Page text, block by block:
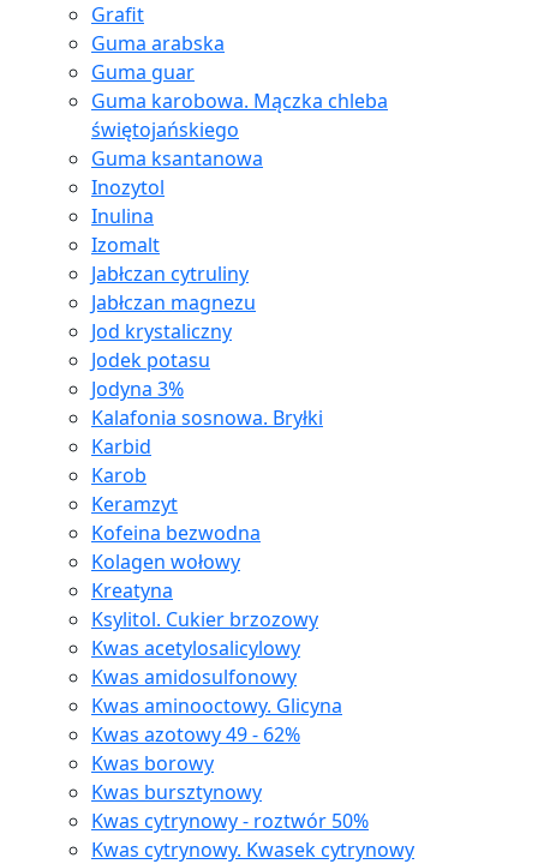
Grafit
Guma arabska
Guma guar
Guma karobowa. Mączka chleba
świętojańskiego
Guma ksantanowa
Inozytol
Inulina
Izomalt
Jabłczan cytruliny
Jabłczan magnezu
Jod krystaliczny
Jodek potasu
Jodyna 3%
Kalafonia sosnowa. Bryłki
Karbid
Karob
Keramzyt
Kofeina bezwodna
Kolagen wołowy
Kreatyna
Ksylitol. Cukier brzozowy
Kwas acetylosalicylowy
Kwas amidosulfonowy
Kwas aminooctowy. Glicyna
Kwas azotowy 49 - 62%
Kwas borowy
Kwas bursztynowy
Kwas cytrynowy - roztwór 50%
Kwas cytrynowy. Kwasek cytrynowy